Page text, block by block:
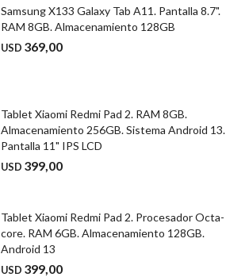
Samsung X133 Galaxy Tab A11. Pantalla 8.7".
RAM 8GB. Almacenamiento 128GB
USD 369,00
Tablet Xiaomi Redmi Pad 2. RAM 8GB.
Almacenamiento 256GB. Sistema Android 13.
Pantalla 11" IPS LCD
USD 399,00
Tablet Xiaomi Redmi Pad 2. Procesador Octa-
core. RAM 6GB. Almacenamiento 128GB.
Android 13
USD 399,00